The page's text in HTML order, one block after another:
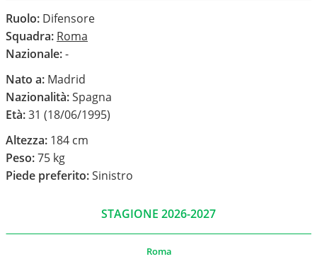
In questa stagione ha disputato nel campionato Serie A 0
partite e non ha segnato nessun gol.
Ruolo: Difensore
Squadra: Roma
Nazionale:-
Nato a: Madrid
Nazionalità:Spagna
Età:31 (18/06/1995)
Altezza: 184 cm
Peso:75 kg
Piede preferito:Sinistro
STAGIONE 2026-2027
Roma